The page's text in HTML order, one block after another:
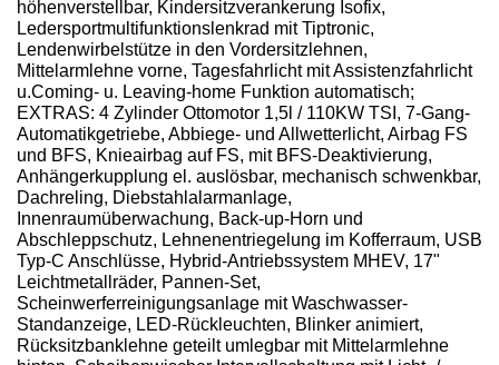
höhenverstellbar, Kindersitzverankerung Isofix,
Ledersportmultifunktionslenkrad mit Tiptronic,
Lendenwirbelstütze in den Vordersitzlehnen,
Mittelarmlehne vorne, Tagesfahrlicht mit Assistenzfahrlicht
u.Coming- u. Leaving-home Funktion automatisch;
EXTRAS: 4 Zylinder Ottomotor 1,5l / 110KW TSI, 7-Gang-
Automatikgetriebe, Abbiege- und Allwetterlicht, Airbag FS
und BFS, Knieairbag auf FS, mit BFS-Deaktivierung,
Anhängerkupplung el. auslösbar, mechanisch schwenkbar,
Dachreling, Diebstahlalarmanlage,
Innenraumüberwachung, Back-up-Horn und
Abschleppschutz, Lehnenentriegelung im Kofferraum, USB
Typ-C Anschlüsse, Hybrid-Antriebssystem MHEV, 17"
Leichtmetallräder, Pannen-Set,
Scheinwerferreinigungsanlage mit Waschwasser-
Standanzeige, LED-Rückleuchten, Blinker animiert,
Rücksitzbanklehne geteilt umlegbar mit Mittelarmlehne